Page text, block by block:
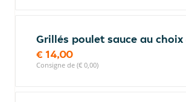
Grillés poulet sauce au choix
€ 14,00
Consigne de (€ 0,00)